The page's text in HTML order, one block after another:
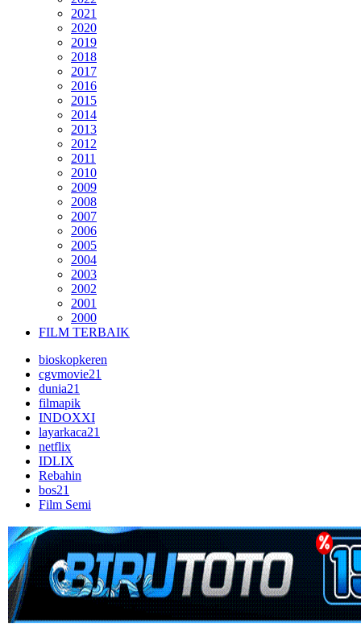
2021
2020
2019
2018
2017
2016
2015
2014
2013
2012
2011
2010
2009
2008
2007
2006
2005
2004
2003
2002
2001
2000
FILM TERBAIK
bioskopkeren
cgvmovie21
dunia21
filmapik
INDOXXI
layarkaca21
netflix
IDLIX
Rebahin
bos21
Film Semi